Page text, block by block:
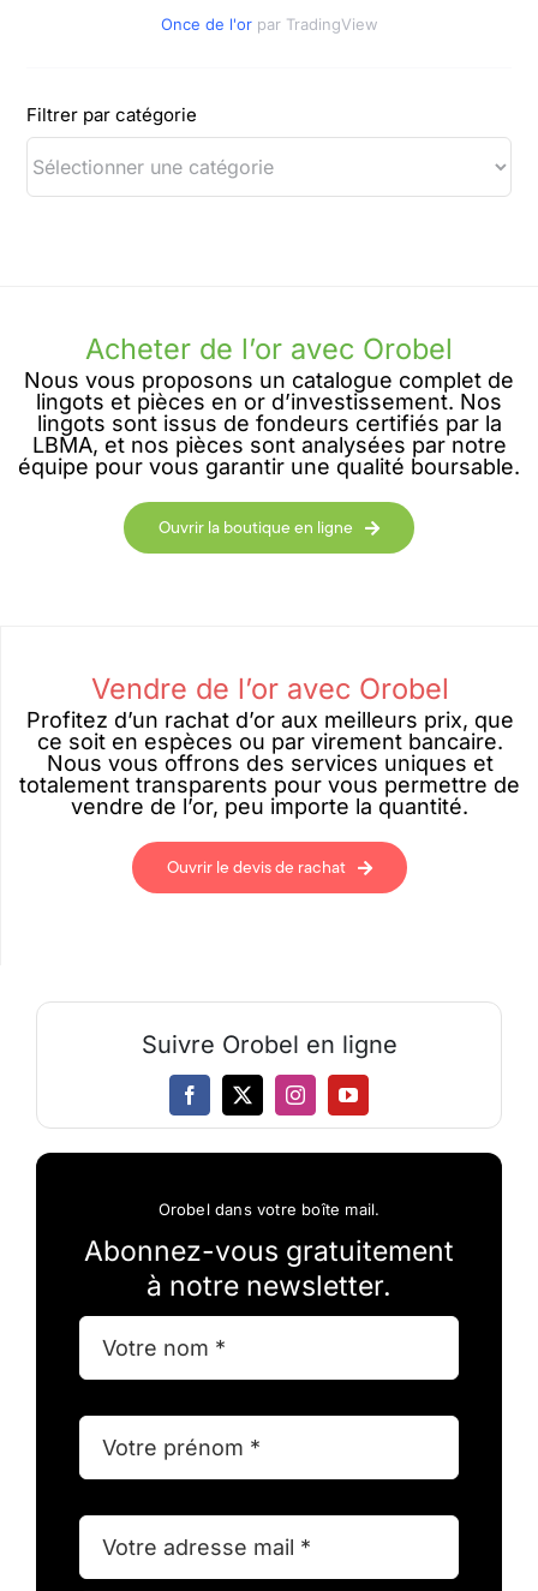
Once de l'or par TradingView
Filtrer par catégorie
Acheter de l’or avec Orobel
Nous vous proposons un catalogue complet de
lingots et pièces en or d’investissement. Nos
lingots sont issus de fondeurs certifiés par la
LBMA, et nos pièces sont analysées par notre
équipe pour vous garantir une qualité boursable.
Ouvrir la boutique en ligne
Vendre de l’or avec Orobel
Profitez d’un rachat d’or aux meilleurs prix, que
ce soit en espèces ou par virement bancaire.
Nous vous offrons des services uniques et
totalement transparents pour vous permettre de
vendre de l’or, peu importe la quantité.
Ouvrir le devis de rachat
Suivre Orobel en ligne
Orobel dans votre boîte mail.
Abonnez-vous gratuitement
à notre newsletter.